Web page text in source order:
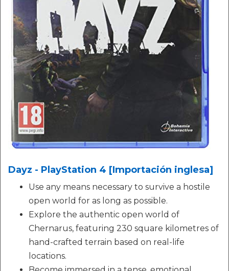
Dayz - PlayStation 4 [Importación inglesa]
Use any means necessary to survive a hostile
open world for as long as possible.
Explore the authentic open world of
Chernarus, featuring 230 square kilometres of
hand-crafted terrain based on real-life
locations.